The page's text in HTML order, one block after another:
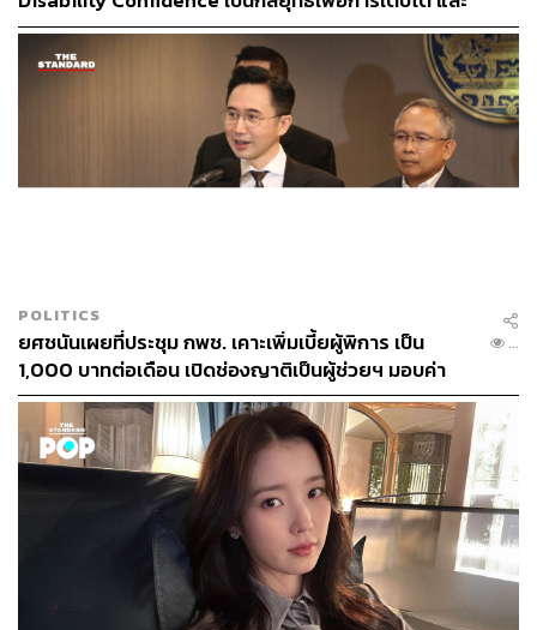
ทั้งนี้ การกระทำของปารีณาเป็นสิ่งที่ไม่น่าให้อภัย ถือเป็นการ
ทำร้ายกันด้วยวาจาและจิตใจ แล้วที่ผ่านมาไม่เคยได้รับการ
ขอโทษจากปารีณาเลยสักครั้ง
อย่างไรก็ตาม เลขานุการประธานสภาผู้แทนราษฎร จะนำ
เอกสารและข้อมูลที่ได้จากวันนี้เสนอต่อประธานสภาผู้แทน
TAGS: คนพิการ
ปารีณา ไกรคุปต์
สมบูรณ์ อุทัยเวียนกุล
LOADING...
ABOUT THE AUTHOR
THE STANDARD TEAM
กองบรรณาธิการ THE STANDARD
อนาคตแรงงานไทย
POLITICS
ยศชนันเผยที่ประชุม กพช. เคาะเพิ่มเบี้ยผู้พิการ เป็น
1,000 บาทต่อเดือน เปิดช่องญาติเป็นผู้ช่วยฯ มอบค่า
ตอบแทนเดือนละ 10,800 บาท
...